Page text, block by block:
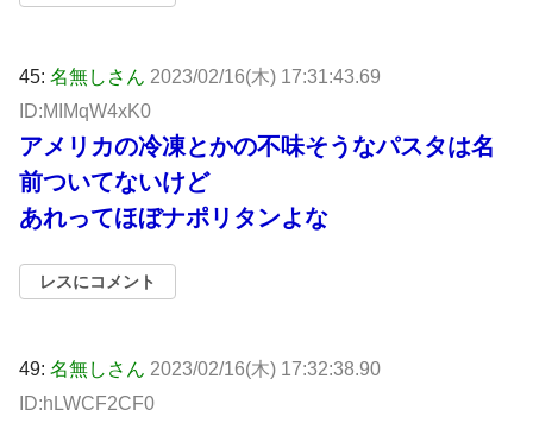
45: 名無しさん 2023/02/16(木) 17:31:43.69
ID:MIMqW4xK0
アメリカの冷凍とかの不味そうなパスタは名
前ついてないけど
あれってほぼナポリタンよな
レスにコメント
49: 名無しさん 2023/02/16(木) 17:32:38.90
ID:hLWCF2CF0